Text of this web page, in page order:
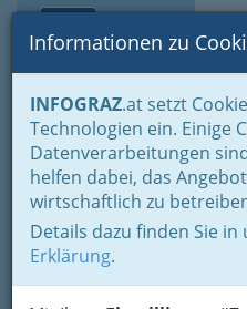
Informationen zu
INFOGRAZ.at setzt
Technologien ein. Einige
Datenverarbeitungen
helfen dabei, das
wirtschaftlich zu
Details dazu finden Sie in
Erklärung.
Home Branchen
Einkaufen
Der Handel nach WKO-
Waschartikeleinzelhandel
Nicht nur der eigene Körper
Ihnen lieb sind. Hierzu gibt es